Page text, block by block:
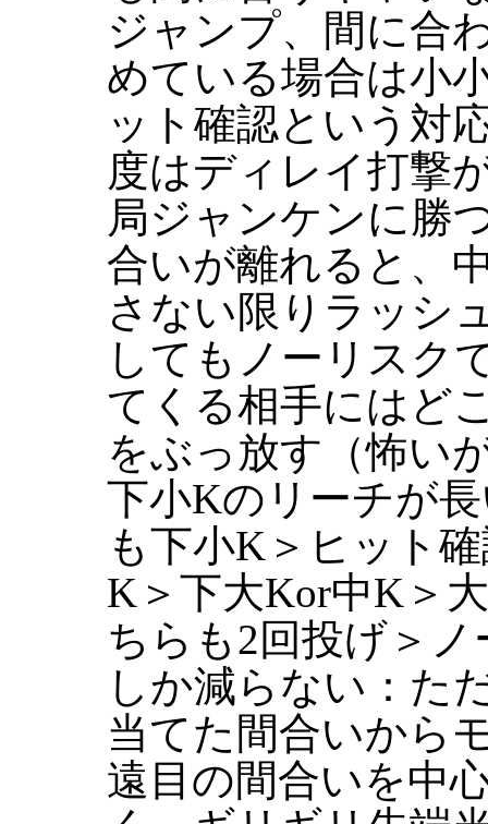
ジャンプ、間に合
めている場合は小
ット確認という対
度はディレイ打撃
局ジャンケンに勝
合いが離れると、
さない限りラッシ
してもノーリスク
てくる相手にはど
をぶっ放す（怖い
下小Kのリーチが
も下小K＞ヒット
K＞下大Kor中K＞
ちらも2回投げ＞
しか減らない：た
当てた間合いから
遠目の間合いを中